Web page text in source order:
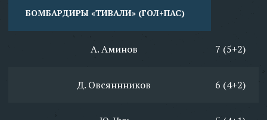
БОМБАРДИРЫ «ТИВАЛИ» (ГОЛ+ПАС)
А. Аминов 7 (5+2)
Д. Овсяннников 6 (4+2)